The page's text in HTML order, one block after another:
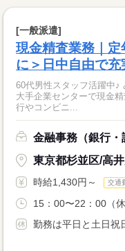
[一般派遣]
現金精査業務｜
に＞日中自由で充
60代男性スタッフ活躍中♪
大手企業センターで現金精査のおしごと ■具
行やコンビニ...
金融事務（銀行・
東京都杉並区/高
時給1,430円～ 交通
15：00〜22：00（
勤務は平日と土日祝